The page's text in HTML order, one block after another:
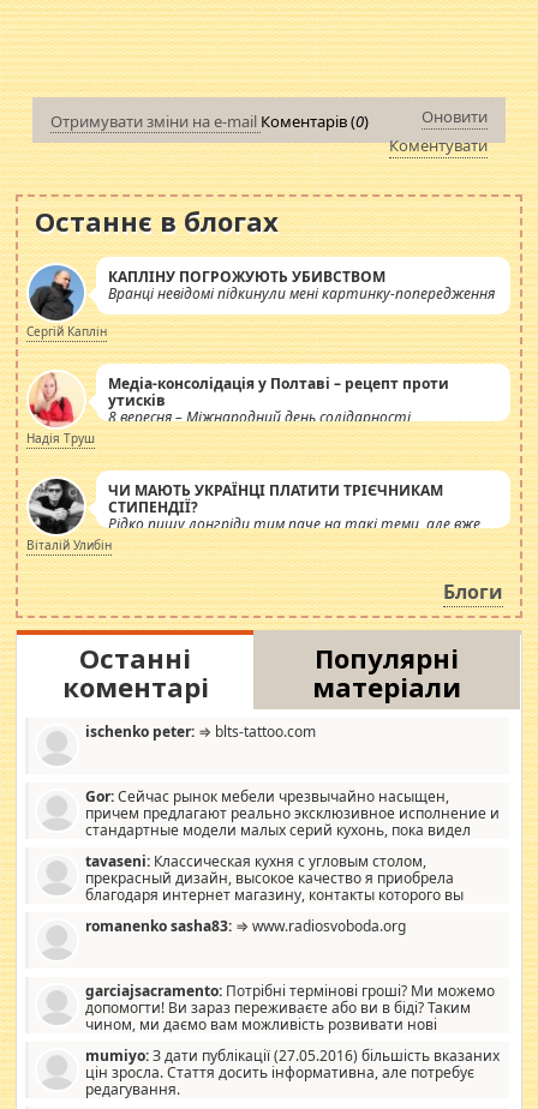
Отримувати зміни на e-mail Коментарів (0)
Оновити
Коментувати
Останнє в блогах
КАПЛІНУ ПОГРОЖУЮТЬ УБИВСТВОМ
Вранці невідомі підкинули мені картинку-попередження
Сергій Каплін
Медіа-консолідація у Полтаві – рецепт проти
утисків
8 вересня – Міжнародний день солідарності
журналістів.
Надія Труш
ЧИ МАЮТЬ УКРАЇНЦІ ПЛАТИТИ ТРІЄЧНИКАМ
СТИПЕНДІЇ?
Рідко пишу лонгріди тим паче на такі теми, але вже
просто дістало! Обурюють сьогоднішні інсенуації
навколо стипендіального питання. Штучно
роздувається ще одна соціальна катастрофа.
Віталій Улибін
Блоги
Останні
коментарі
Популярні
матеріали
ischenko peter: ⇒ blts-tattoo.com
Gor:Сейчас рынок мебели чрезвычайно насыщен,
причем предлагают реально эксклюзивное исполнение и
стандартные модели малых серий кухонь, пока видел
стандартные формы, в MebelOk, креативненько и что главное -
со вкусом все в порядке, без ненужных наворотов удорожающих
мебель, а это не последний фактор.
tavaseni: Классическая кухня с угловым столом,
прекрасный дизайн, высокое качество я приобрела
благодаря интернет магазину, контакты которого вы
romanenko sasha83: ⇒ www.radiosvoboda.org
garciajsacramento: Потрібні термінові гроші? Ми можемо
допомогти! Ви зараз переживаєте або ви в біді? Таким
чином, ми даємо вам можливість розвивати нові
допомагати людям, які намагаються дати їм шанс. Кожен
заслуговує на другий шанс, і, оскільки влада не зможе, вони
повинні приймати від інших. Для нас нема багато суми, і зрілість
mumiyo:З дати публікації (27.05.2016) більшість вказаних
цін зросла. Стаття досить інформативна, але потребує
редагування.